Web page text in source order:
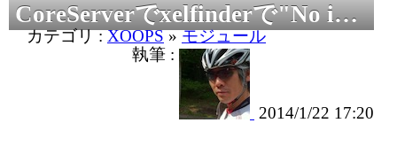
CoreServerでxelfinderで"No input file specified."が表示されたときの対処法
カテゴリ :XOOPS»モジュール
執筆 :
2014/1/22 17:20